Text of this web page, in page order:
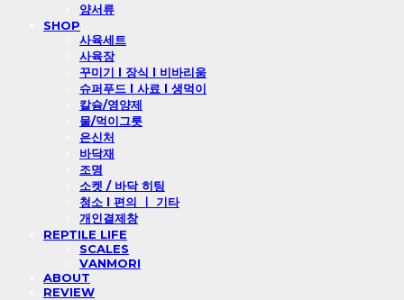
양서류
SHOP
사육세트
사육장
꾸미기 l 장식 l 비바리움
슈퍼푸드 l 사료 l 생먹이
칼슘/영양제
물/먹이그릇
은신처
바닥재
조명
소켓 / 바닥 히팅
청소 l 편의 ㅣ 기타
개인결제창
REPTILE LIFE
SCALES
VANMORI
ABOUT
REVIEW